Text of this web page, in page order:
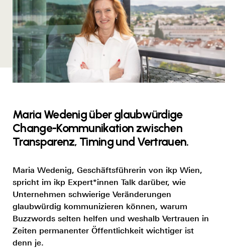
Maria Wedenig über glaubwürdige
Change-Kommunikation zwischen
Transparenz, Timing und Vertrauen.
Maria Wedenig, Geschäftsführerin von ikp Wien,
spricht im ikp Expert*innen Talk darüber, wie
Unternehmen schwierige Veränderungen
glaubwürdig kommunizieren können, warum
Buzzwords selten helfen und weshalb Vertrauen in
Zeiten permanenter Öffentlichkeit wichtiger ist
denn je.